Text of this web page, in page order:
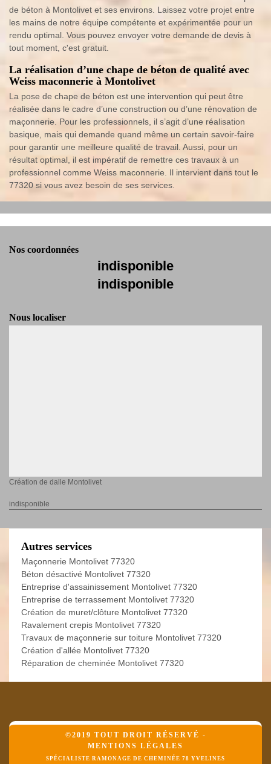
de béton à Montolivet et ses environs. Laissez votre projet entre
les mains de notre équipe compétente et expérimentée pour un
rendu optimal. Vous pouvez envoyer votre demande de devis à
tout moment, c'est gratuit.
La réalisation d’une chape de béton de qualité avec
Weiss maconnerie à Montolivet
La pose de chape de béton est une intervention qui peut être
réalisée dans le cadre d’une construction ou d’une rénovation de
maçonnerie. Pour les professionnels, il s’agit d’une réalisation
basique, mais qui demande quand même un certain savoir-faire
pour garantir une meilleure qualité de travail. Aussi, pour un
résultat optimal, il est impératif de remettre ces travaux à un
professionnel comme Weiss maconnerie. Il intervient dans tout le
77320 si vous avez besoin de ses services.
Nos coordonnées
indisponible
indisponible
Nous localiser
Création de dalle Montolivet
indisponible
Autres services
Maçonnerie Montolivet 77320
Béton désactivé Montolivet 77320
Entreprise d'assainissement Montolivet 77320
Entreprise de terrassement Montolivet 77320
Création de muret/clôture Montolivet 77320
Ravalement crepis Montolivet 77320
Travaux de maçonnerie sur toiture Montolivet 77320
Création d'allée Montolivet 77320
Réparation de cheminée Montolivet 77320
©2019 TOUT DROIT RÉSERVÉ -
MENTIONS LÉGALES
SPÉCIALISTE RAMONAGE DE CHEMINÉE 78 YVELINES